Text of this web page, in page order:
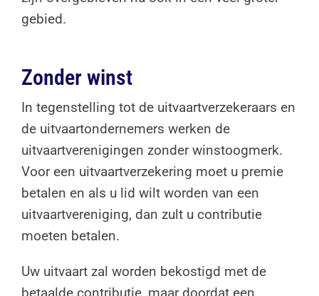
gebied.
Zonder winst
In tegenstelling tot de uitvaartverzekeraars en
de uitvaartondernemers werken de
uitvaartverenigingen zonder winstoogmerk.
Voor een uitvaartverzekering moet u premie
betalen en als u lid wilt worden van een
uitvaartvereniging, dan zult u contributie
moeten betalen.
Uw uitvaart zal worden bekostigd met de